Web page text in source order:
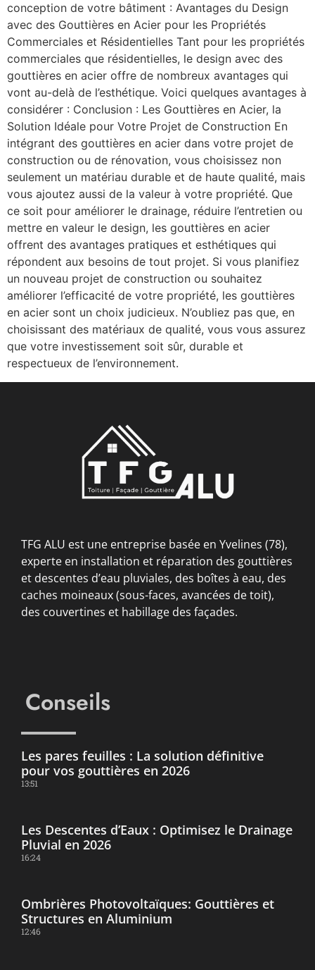
conception de votre bâtiment : Avantages du Design
avec des Gouttières en Acier pour les Propriétés
Commerciales et Résidentielles Tant pour les propriétés
commerciales que résidentielles, le design avec des
gouttières en acier offre de nombreux avantages qui
vont au-delà de l’esthétique. Voici quelques avantages à
considérer : Conclusion : Les Gouttières en Acier, la
Solution Idéale pour Votre Projet de Construction En
intégrant des gouttières en acier dans votre projet de
construction ou de rénovation, vous choisissez non
seulement un matériau durable et de haute qualité, mais
vous ajoutez aussi de la valeur à votre propriété. Que
ce soit pour améliorer le drainage, réduire l’entretien ou
mettre en valeur le design, les gouttières en acier
offrent des avantages pratiques et esthétiques qui
répondent aux besoins de tout projet. Si vous planifiez
un nouveau projet de construction ou souhaitez
améliorer l’efficacité de votre propriété, les gouttières
en acier sont un choix judicieux. N’oubliez pas que, en
choisissant des matériaux de qualité, vous vous assurez
que votre investissement soit sûr, durable et
respectueux de l’environnement.
TFG ALU est une entreprise basée en Yvelines (78),
experte en installation et réparation des gouttières
et descentes d’eau pluviales, des boîtes à eau, des
caches moineaux (sous-faces, avancées de toit),
des couvertines et habillage des façades.
Conseils
Les pares feuilles : La solution définitive
pour vos gouttières en 2026
13:51
Les Descentes d’Eaux : Optimisez le Drainage
Pluvial en 2026
16:24
Ombrières Photovoltaïques: Gouttières et
Structures en Aluminium
12:46